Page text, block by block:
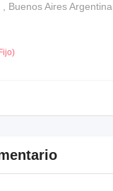
Buenos Aires Argentina